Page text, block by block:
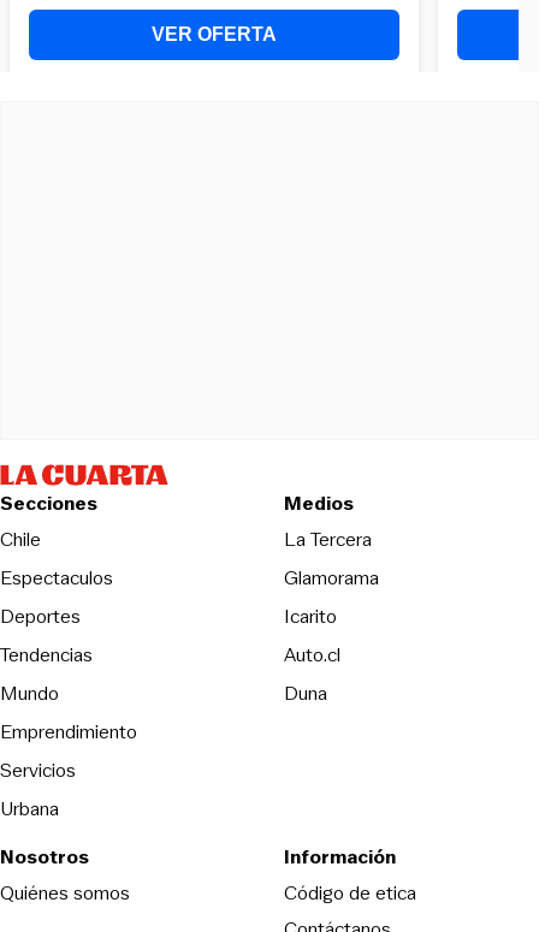
Secciones
Chile
Espectaculos
Deportes
Tendencias
Mundo
Emprendimiento
Servicios
Urbana
Medios
La TerceraOpens in new
Glamorama
Icarito
Auto.cl
DunaOpens in new window
Nosotros
Quiénes somos
Información
Código de eticaOpens in new